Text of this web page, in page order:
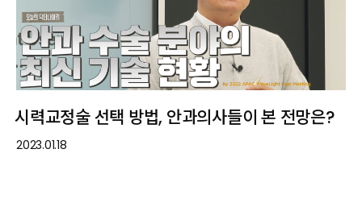
시력교정술 선택 방법, 안과의사들이 본 전망은?
2023.01.18